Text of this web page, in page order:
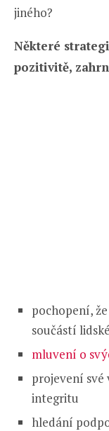
jiného?
Některé
pozitivitě,
pochopení,
součástí
mluvení o
projevení své
integritu
hledání